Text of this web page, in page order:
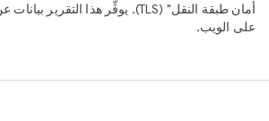
على الويب.